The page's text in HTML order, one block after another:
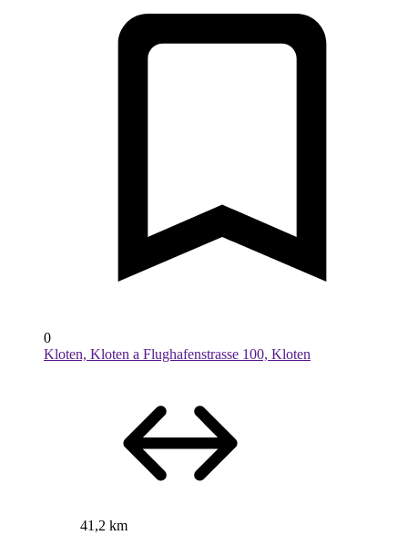
0
Kloten, Kloten a Flughafenstrasse 100, Kloten
41,2 km